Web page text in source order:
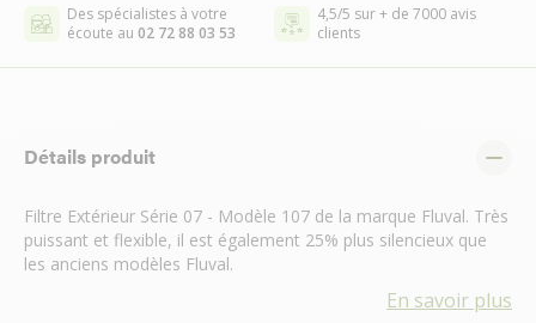
Des spécialistes à votre
écoute au 02 72 88 03 53
4,5/5 sur + de 7000 avis
clients
Détails produit
Filtre Extérieur Série 07 - Modèle 107 de la marque Fluval. Très
puissant et flexible, il est également 25% plus silencieux que
les anciens modèles Fluval.
En savoir plus